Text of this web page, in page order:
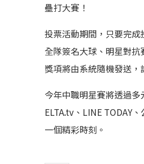
壘打大賽！
投票活動期間，只要完
全隊簽名大球、明星對
獎項將由系統隨機發送，
今年中職明星賽將透過
ELTA.tv、LINE TODAY
一個精彩時刻。